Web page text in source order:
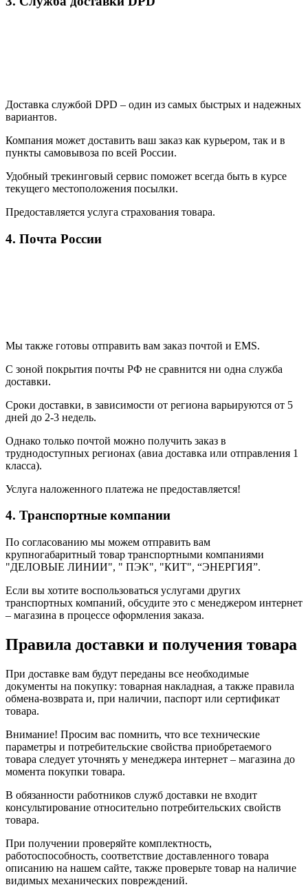
Доставка службой DPD – один из самых быстрых и надежных
вариантов.
Компания может доставить ваш заказ как курьером, так и в
пункты самовывоза по всей России.
Удобный трекинговый сервис поможет всегда быть в курсе
текущего местоположения посылки.
Предоставляется услуга страхования товара.
4. Почта России
Мы также готовы отправить вам заказ почтой и EMS.
С зоной покрытия почты РФ не сравнится ни одна служба
доставки.
Сроки доставки, в зависимости от региона варьируются от 5
дней до 2-3 недель.
Однако только почтой можно получить заказ в
труднодоступных регионах (авиа доставка или отправления 1
класса).
Услуга наложенного платежа не предоставляется!
4. Транспортные компании
По согласованию мы можем отправить вам
крупногабаритный товар транспортными компаниями
"ДЕЛОВЫЕ ЛИНИИ", " ПЭК", "КИТ", “ЭНЕРГИЯ”.
Если вы хотите воспользоваться услугами других
транспортных компаний, обсудите это с менеджером интернет
– магазина в процессе оформления заказа.
Правила доставки и получения товара
При доставке вам будут переданы все необходимые
документы на покупку: товарная накладная, а также правила
обмена-возврата и, при наличии, паспорт или сертификат
товара.
Внимание! Просим вас помнить, что все технические
параметры и потребительские свойства приобретаемого
товара следует уточнять у менеджера интернет – магазина до
момента покупки товара.
В обязанности работников служб доставки не входит
консультирование относительно потребительских свойств
товара.
При получении проверяйте комплектность,
работоспособность, соответствие доставленного товара
описанию на нашем сайте, также проверьте товар на наличие
видимых механических повреждений.